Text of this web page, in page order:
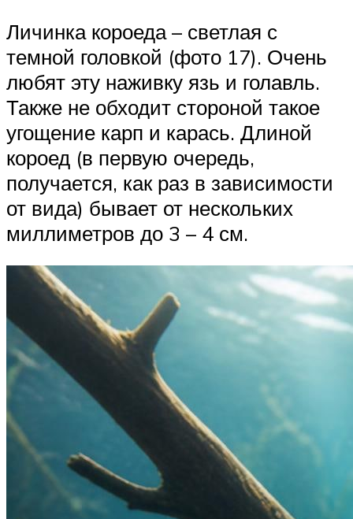
Личинка короеда – светлая с
темной головкой (фото 17). Очень
любят эту наживку язь и голавль.
Также не обходит стороной такое
угощение карп и карась. Длиной
короед (в первую очередь,
получается, как раз в зависимости
от вида) бывает от нескольких
миллиметров до 3 – 4 см.